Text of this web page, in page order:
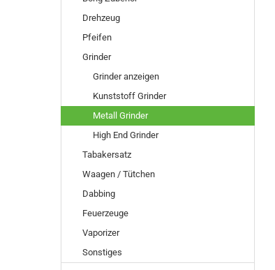
Drehzeug
Pfeifen
Grinder
Grinder anzeigen
Kunststoff Grinder
Metall Grinder
High End Grinder
Tabakersatz
Waagen / Tütchen
Dabbing
Feuerzeuge
Vaporizer
Sonstiges